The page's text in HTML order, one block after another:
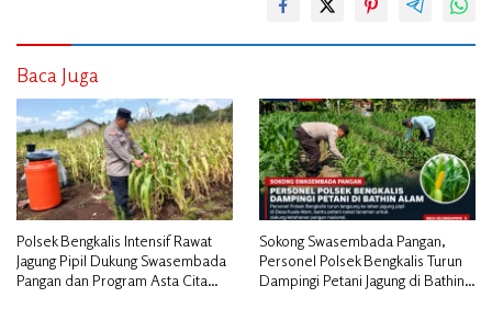
Baca Juga
Polsek Bengkalis Intensif Rawat
Jagung Pipil Dukung Swasembada
Pangan dan Program Asta Cita
Sokong Swasembada Pangan,
Personel Polsek Bengkalis Turun
Dampingi Petani Jagung di Bathin